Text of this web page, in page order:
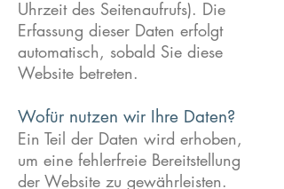
Uhrzeit des Seitenaufrufs). Die
Erfassung dieser Daten erfolgt
automatisch, sobald Sie diese
Website betreten.
Wofür nutzen wir Ihre Daten?
Ein Teil der Daten wird erhoben,
um eine fehlerfreie Bereitstellung
der Website zu gewährleisten.